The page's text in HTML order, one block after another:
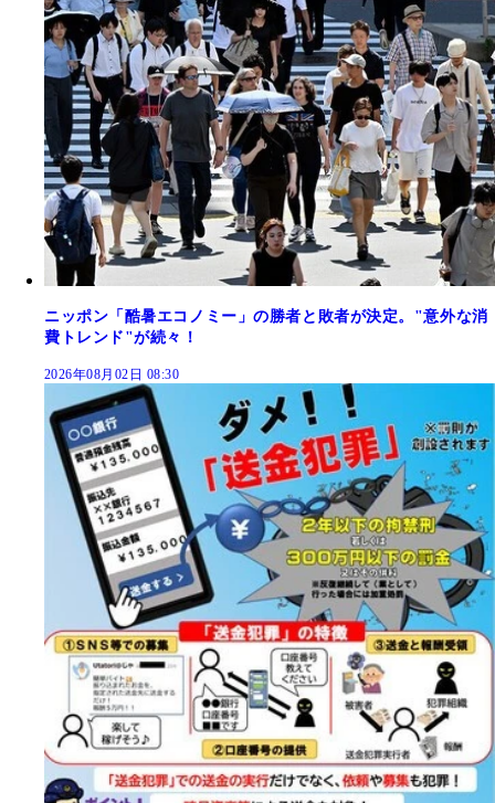
ニッポン「酷暑エコノミー」の勝者と敗者が決定。"意外な消
費トレンド"が続々！
2026年08月02日 08:30